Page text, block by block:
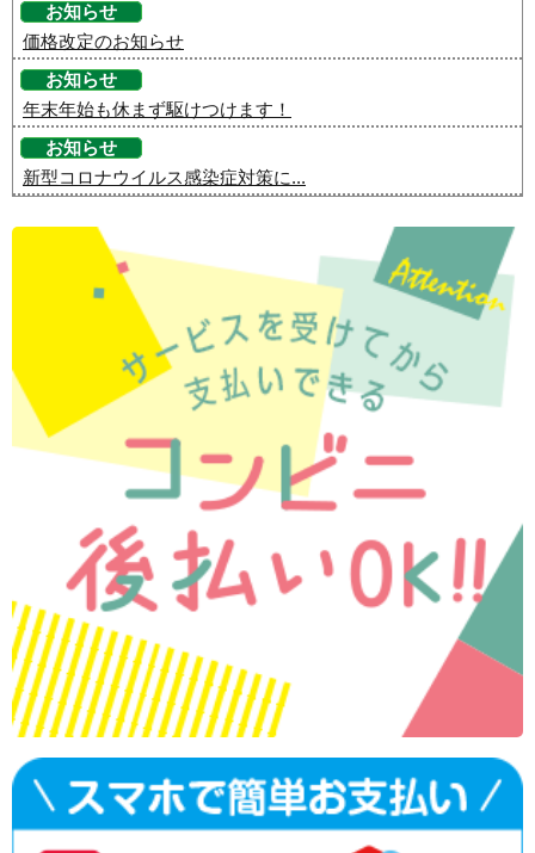
お知らせ
価格改定のお知らせ
お知らせ
年末年始も休まず駆けつけます！
お知らせ
新型コロナウイルス感染症対策に...